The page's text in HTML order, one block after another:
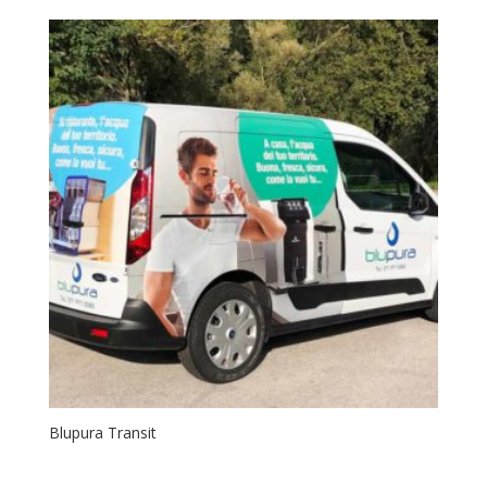
Blupura Transit